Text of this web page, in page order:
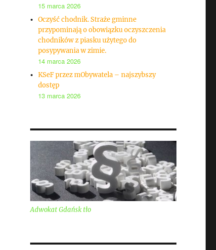
15 marca 2026
Oczyść chodnik. Straże gminne
przypominają o obowiązku oczyszczenia
chodników z piasku użytego do
posypywania w zimie.
14 marca 2026
KSeF przez mObywatela – najszybszy
dostęp
13 marca 2026
Adwokat Gdańsk tło